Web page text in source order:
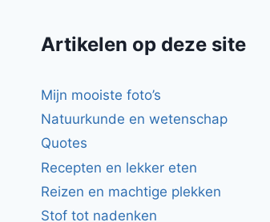
Artikelen op deze site
Mijn mooiste foto’s
Natuurkunde en wetenschap
Quotes
Recepten en lekker eten
Reizen en machtige plekken
Stof tot nadenken